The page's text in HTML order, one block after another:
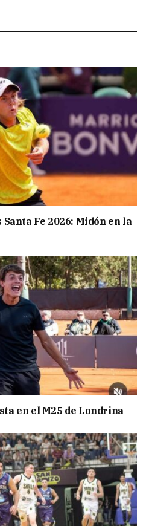
Fe 2026: Midón en la
en el M25 de Londrina